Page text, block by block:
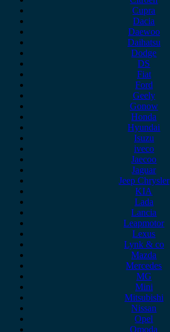
Cupra
Dacia
Daewoo
Daihatsu
Dodge
DS
Fiat
Ford
Geely
Gonow
Honda
Hyundai
Isuzu
iveco
Jaecoo
Jaguar
Jeep Chrysler
KIA
Lada
Lancia
Leapmotor
Lexus
Lynk & co
Mazda
Mercedes
MG
Mini
Mitsubishi
Nissan
Opel
Omoda